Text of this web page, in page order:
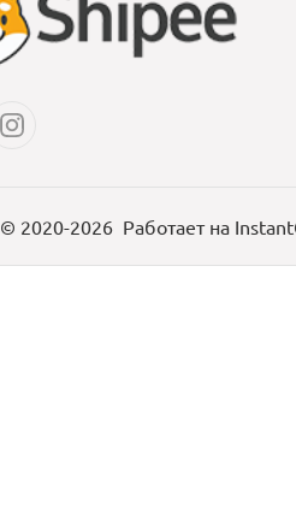
© 2020-2026 Работает на